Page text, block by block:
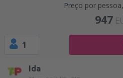
Preço por
947
1
Ida